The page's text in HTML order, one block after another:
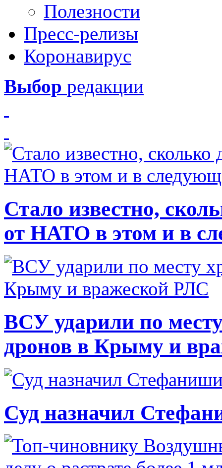
Полезности
Пресс-релизы
Коронавирус
Выбор редакции
Стало известно,
от НАТО в этом и в
ВСУ ударили по
дронов в Крыму и
Суд назначил